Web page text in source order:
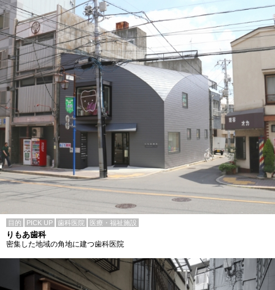
目的 PICK UP 歯科医院 医療・福祉施設
りもあ歯科
密集した地域の角地に建つ歯科医院